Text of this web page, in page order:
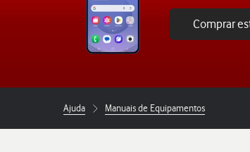
Comprar
Ajuda Manuais de Equipamentos